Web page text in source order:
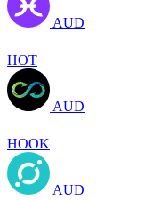
AUD
HOT
AUD
HOOK
AUD